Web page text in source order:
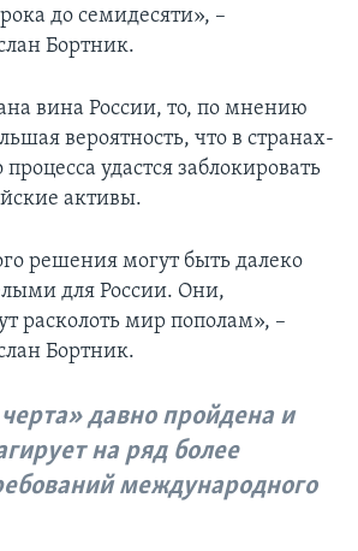
до семидесяти», –
Бортник.
вина России, то, по мнению
вероятность, что в странах-
удастся заблокировать
активы.
решения могут быть далеко
для России. Они,
расколоть мир пополам», –
Бортник.
давно пройдена и
на ряд более
международного